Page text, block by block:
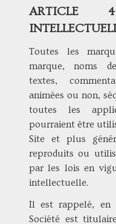
ARTICLE
Toutes les
marque, noms
textes,
animées ou non,
toutes les
pourraient être
Site et plus
reproduits ou
par les lois en
intellectuelle.
Il est rappelé, en
Société est